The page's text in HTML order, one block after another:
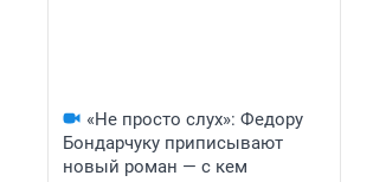
«Не просто слух»: Федору
Бондарчуку приписывают
новый роман — с кем